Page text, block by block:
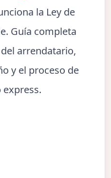
la Ley de
Guía completa
arrendatario,
y el proceso de
express.